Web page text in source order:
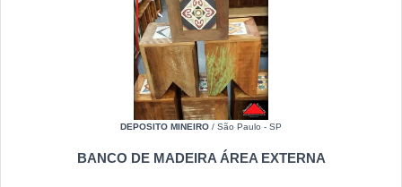
DEPOSITO MINEIRO / São Paulo - SP
BANCO DE MADEIRA ÁREA EXTERNA